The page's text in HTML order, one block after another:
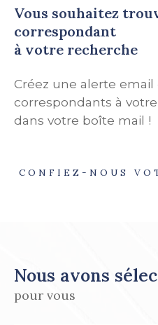
Vous souhaitez
correspondant
à votre recherche
Créez une alerte email
correspondants à
dans votre boîte mail !
CONFIEZ-NOUS
Nous avons
pour vous